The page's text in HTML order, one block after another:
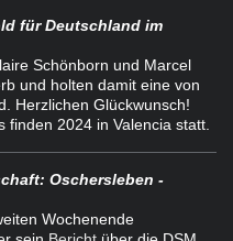
für Deutschland im
Schönborn und Marcel
und holten damit eine von
Herzlichen Glückwunsch!
finden 2024 in Valencia statt.
Oschersleben -
Wochenende